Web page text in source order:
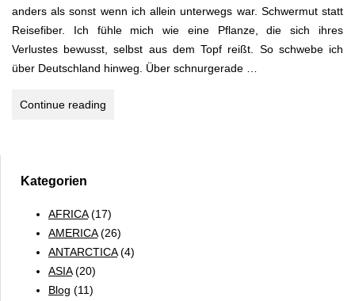
anders als sonst wenn ich allein unterwegs war. Schwermut statt
Reisefiber. Ich fühle mich wie eine Pflanze, die sich ihres
Verlustes bewusst, selbst aus dem Topf reißt. So schwebe ich
über Deutschland hinweg. Über schnurgerade …
Continue reading
the
unexpected
Kategorien
AFRICA(17)
AMERICA(26)
ANTARCTICA(4)
ASIA(20)
Blog (11)